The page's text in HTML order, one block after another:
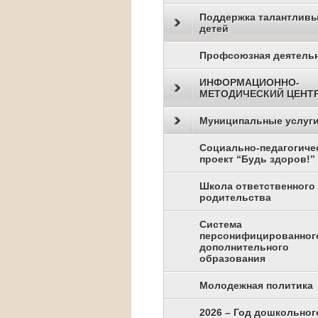
Поддержка
детей
Профсоюзная
ИНФОРМАЦИОННО-
МЕТОДИЧЕСКИЙ
Муниципальные услуги
Социально-
проект “Будь здоров!”
Школа ответственного
родительства
Система
дополнительного
образования
Молодежная политика
2026 – Год